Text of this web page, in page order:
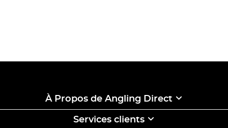
À Propos de Angling Direct
Services clients